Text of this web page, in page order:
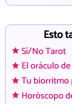
Esto
Sí/No Tarot
El oráculo
Tu biorritmo
Horóscopo